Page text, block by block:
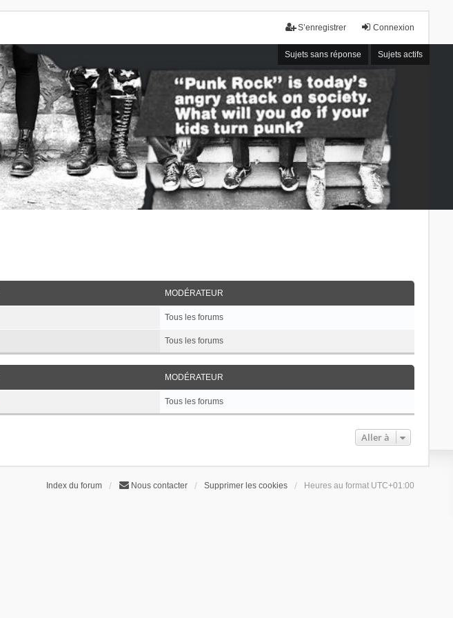
Connexion
S’enregistrer
Sujets sans réponse Sujets actifs
MODÉRATEUR
Tous les forums
Tous les forums
MODÉRATEUR
Tous les forums
Aller à
Index du forum Nous contacter Supprimer les cookies Heures au format UTC+01:00